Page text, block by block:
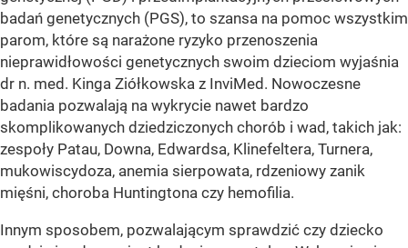
badań genetycznych (PGS), to szansa na pomoc wszystkim
parom, które są narażone ryzyko przenoszenia
nieprawidłowości genetycznych swoim dzieciom wyjaśnia
dr n. med. Kinga Ziółkowska z InviMed. Nowoczesne
badania pozwalają na wykrycie nawet bardzo
skomplikowanych dziedziczonych chorób i wad, takich jak:
zespoły Patau, Downa, Edwardsa, Klinefeltera, Turnera,
mukowiscydoza, anemia sierpowata, rdzeniowy zanik
mięśni, choroba Huntingtona czy hemofilia.
Innym sposobem, pozwalającym sprawdzić czy dziecko